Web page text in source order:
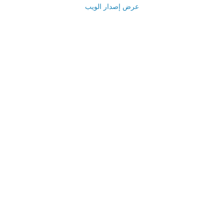
عرض إصدار الويب